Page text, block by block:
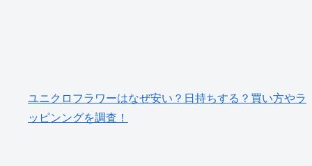
ユニクロフラワーはなぜ安い？日持ちする？買い方やラ
ッピンングを調査！